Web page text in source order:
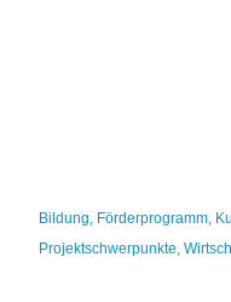
Bildung, Förderprogramm,
Projektschwerpunkte,